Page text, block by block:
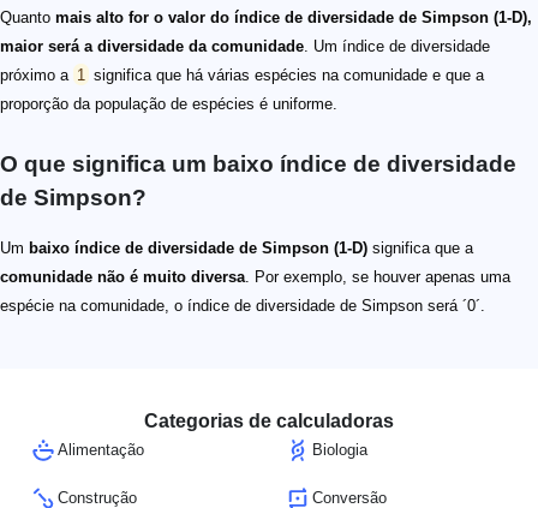
Quanto mais alto for o valor do índice de diversidade de Simpson (1-D),
maior será a diversidade da comunidade . Um índice de diversidade
próximo a 1 significa que há várias espécies na comunidade e que a
proporção da população de espécies é uniforme.
O que significa um baixo índice de diversidade
de Simpson?
Um baixo índice de diversidade de Simpson (1-D) significa que a
comunidade não é muito diversa . Por exemplo, se houver apenas uma
espécie na comunidade, o índice de diversidade de Simpson será ´0´.
Categorias de calculadoras
Alimentação Biologia
Construção Conversão